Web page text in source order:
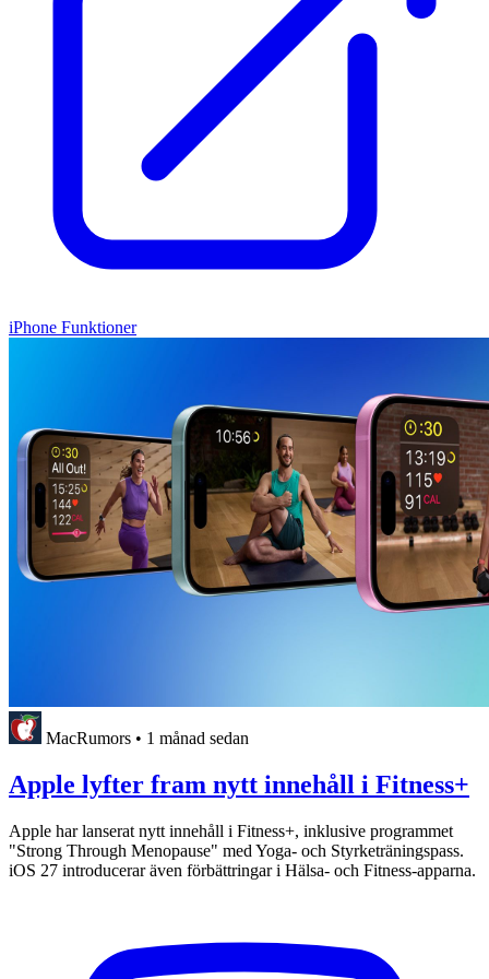
iPhone Funktioner
MacRumors • 1 månad sedan
Apple lyfter fram nytt innehåll i Fitness+
Apple har lanserat nytt innehåll i Fitness+, inklusive programmet
"Strong Through Menopause" med Yoga- och Styrketräningspass.
iOS 27 introducerar även förbättringar i Hälsa- och Fitness-apparna.